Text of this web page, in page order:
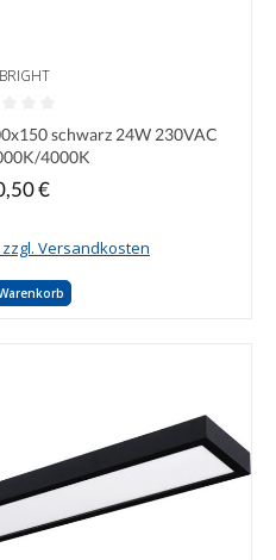
0 von 5 Sternen
schwarz 24W 230VAC
4000K
Regulärer Preis:
€
Versandkosten